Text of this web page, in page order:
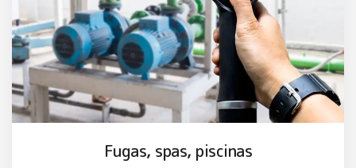
Fugas, spas, piscinas